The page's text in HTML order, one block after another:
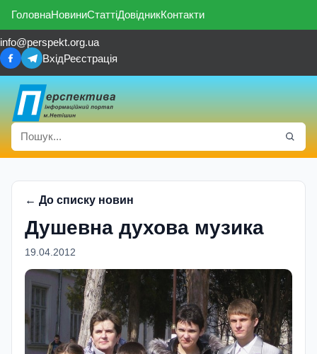
ГоловнаНовиниСтаттіДовідникКонтакти
info@perspekt.org.ua
ВхідРеєстрація
← До списку новин
Душевна духова музика
19.04.2012